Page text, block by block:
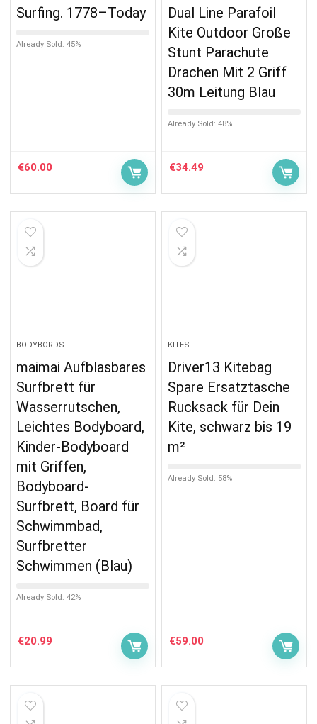
Surfing. 1778–Today
Already Sold: 45%
€60.00
Dual Line Parafoil
Kite Outdoor Große
Stunt Parachute
Drachen Mit 2 Griff
30m Leitung Blau
Already Sold: 48%
€34.49
BODYBORDS
maimai Aufblasbares
Surfbrett für
Wasserrutschen,
Leichtes Bodyboard,
Kinder-Bodyboard
mit Griffen,
Bodyboard-
Surfbrett, Board für
Schwimmbad,
Surfbretter
Schwimmen (Blau)
Already Sold: 42%
€20.99
KITES
Driver13 Kitebag
Spare Ersatztasche
Rucksack für Dein
Kite, schwarz bis 19
m²
Already Sold: 58%
€59.00